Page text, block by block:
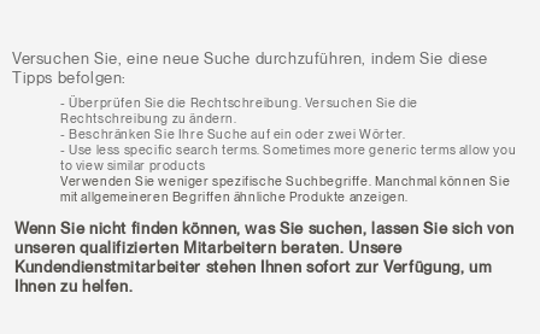
Versuchen Sie, eine neue Suche durchzuführen, indem Sie diese
Tipps befolgen:
Überprüfen Sie die Rechtschreibung. Versuchen Sie die
Rechtschreibung zu ändern.
Beschränken Sie Ihre Suche auf ein oder zwei Wörter.
Use less specific search terms. Sometimes more generic terms allow you
to view similar products
Verwenden Sie weniger spezifische Suchbegriffe. Manchmal können Sie
mit allgemeineren Begriffen ähnliche Produkte anzeigen.
Wenn Sie nicht finden können, was Sie suchen, lassen Sie sich von
unseren qualifizierten Mitarbeitern beraten. Unsere
Kundendienstmitarbeiter stehen Ihnen sofort zur Verfügung, um
Ihnen zu helfen.